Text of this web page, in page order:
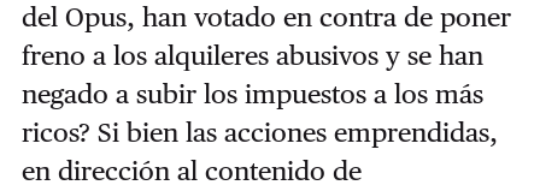
del Opus, han votado en contra de poner
freno a los alquileres abusivos y se han
negado a subir los impuestos a los más
ricos? Si bien las acciones emprendidas,
en dirección al contenido de